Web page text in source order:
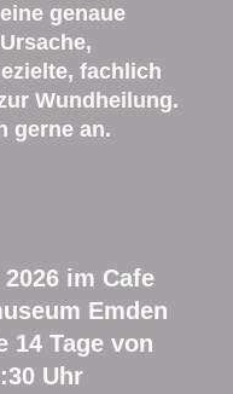
genaue
fachlich
Wundheilung.
gerne an.
im Cafe
Emden
14 Tage von
Uhr